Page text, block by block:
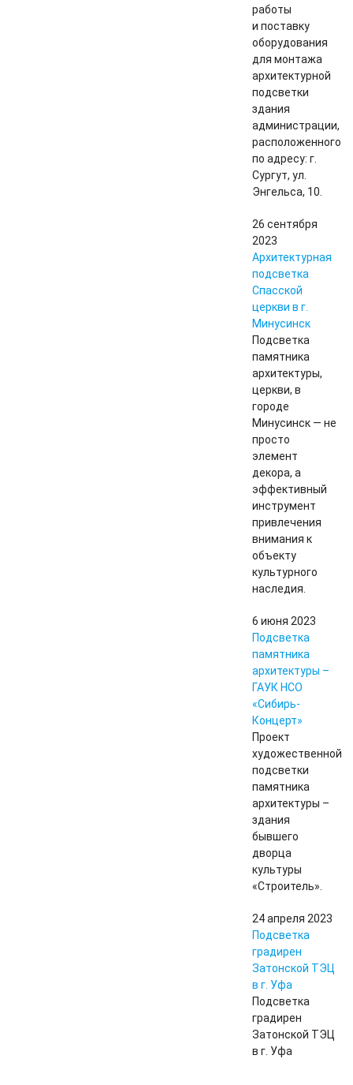
работы
и поставку
оборудования
для монтажа
архитектурной
подсветки
здания
администрации,
расположенного
по адресу: г.
Сургут, ул.
Энгельса, 10.
26 сентября
2023
Архитектурная
подсветка
Спасской
церкви в г.
Минусинск
Подсветка
памятника
архитектуры,
церкви, в
городе
Минусинск — не
просто
элемент
декора, а
эффективный
инструмент
привлечения
внимания к
объекту
культурного
наследия.
6 июня 2023
Подсветка
памятника
архитектуры –
ГАУК НСО
«Сибирь-
Концерт»
Проект
художественной
подсветки
памятника
архитектуры –
здания
бывшего
дворца
культуры
«Строитель».
24 апреля 2023
Подсветка
градирен
Затонской ТЭЦ
в г. Уфа
Подсветка
градирен
Затонской ТЭЦ
в г. Уфа